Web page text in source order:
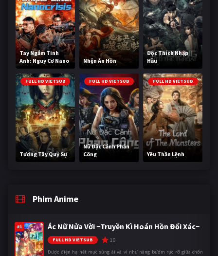
Tay Ngắm Tinh
Anh: Nguy Cơ Nano
Nhện Ăn Hồn
Độc Thích Nhập
Hầu
FULL HD VIETSUB
Tương Tây Quỷ Sự
FULL HD VIETSUB
Nữ Đặc Cảnh Phản
Công
FULL HD VIETSUB
Yêu Thần Lệnh
Phim Anime
#1 Ác Nữ Nửa Vời ~Truyền Kì Hoán Hồn Đổi Xác~
FULL HD VIETSUB 10
Được điện hạ hết mực sủng ái và ví như nàng bướm rực rỡ giữa chốn